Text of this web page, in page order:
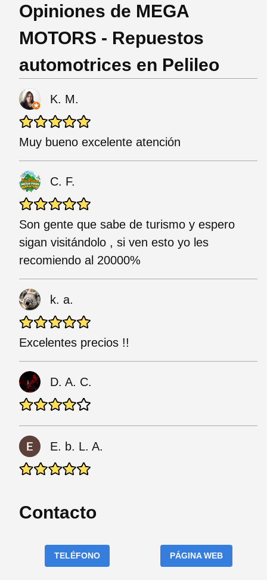
Opiniones de MEGA
MOTORS - Repuestos
automotrices en Pelileo
K. M.
Muy bueno excelente atención
C. F.
Son gente que sabe de turismo y espero
sigan visitándolo , si ven esto yo les
recomiendo al 20000%
k. a.
Excelentes precios !!
D. A. C.
E. b. L. A.
Contacto
TELÉFONO PÁGINA WEB